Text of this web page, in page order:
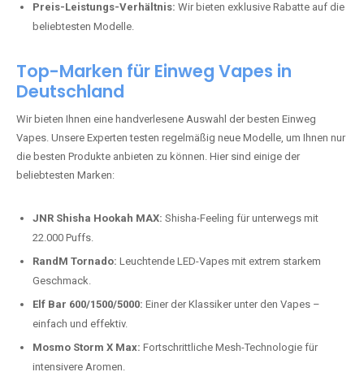
Preis-Leistungs-Verhältnis: Wir bieten exklusive Rabatte auf die
beliebtesten Modelle.
Top-Marken für Einweg Vapes in
Deutschland
Wir bieten Ihnen eine handverlesene Auswahl der besten Einweg
Vapes. Unsere Experten testen regelmäßig neue Modelle, um Ihnen nur
die besten Produkte anbieten zu können. Hier sind einige der
beliebtesten Marken:
JNR Shisha Hookah MAX: Shisha-Feeling für unterwegs mit
22.000 Puffs.
RandM Tornado: Leuchtende LED-Vapes mit extrem starkem
Geschmack.
Elf Bar 600/1500/5000: Einer der Klassiker unter den Vapes –
einfach und effektiv.
Mosmo Storm X Max: Fortschrittliche Mesh-Technologie für
intensivere Aromen.